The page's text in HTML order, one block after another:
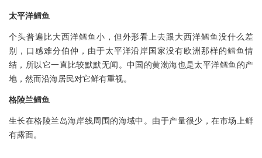
太平洋鳕鱼
个头普遍比大西洋鳕鱼小，但外形看上去跟大西洋鳕鱼没什么差
别，口感难分伯仲，由于太平洋沿岸国家没有欧洲那样的鳕鱼情
结，所以它一直比较默默无闻。中国的黄渤海也是太平洋鳕鱼的产
地，然而沿海居民对它鲜有重视。
格陵兰鳕鱼
生长在格陵兰岛海岸线周围的海域中。由于产量很少，在市场上鲜
有露面。